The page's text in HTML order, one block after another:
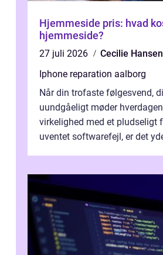
Hjemmeside pris: hvad
hjemmeside?
27 juli 2026
Cecilie Hansen
Iphone reparation aalborg
Når din trofaste følgesvend,
uundgåeligt møder
virkelighed med et pludseligt
uventet softwarefejl, er det